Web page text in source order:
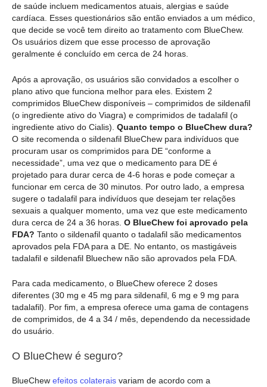
de saúde incluem medicamentos atuais, alergias e saúde
cardíaca. Esses questionários são então enviados a um médico,
que decide se você tem direito ao tratamento com BlueChew.
Os usuários dizem que esse processo de aprovação
geralmente é concluído em cerca de 24 horas.
Após a aprovação, os usuários são convidados a escolher o
plano ativo que funciona melhor para eles. Existem 2
comprimidos BlueChew disponíveis – comprimidos de sildenafil
(o ingrediente ativo do Viagra) e comprimidos de tadalafil (o
ingrediente ativo do Cialis). Quanto tempo o BlueChew dura?
O site recomenda o sildenafil BlueChew para indivíduos que
procuram usar os comprimidos para DE “conforme a
necessidade”, uma vez que o medicamento para DE é
projetado para durar cerca de 4-6 horas e pode começar a
funcionar em cerca de 30 minutos. Por outro lado, a empresa
sugere o tadalafil para indivíduos que desejam ter relações
sexuais a qualquer momento, uma vez que este medicamento
dura cerca de 24 a 36 horas. O BlueChew foi aprovado pela
FDA? Tanto o sildenafil quanto o tadalafil são medicamentos
aprovados pela FDA para a DE. No entanto, os mastigáveis
tadalafil e sildenafil Bluechew não são aprovados pela FDA.
Para cada medicamento, o BlueChew oferece 2 doses
diferentes (30 mg e 45 mg para sildenafil, 6 mg e 9 mg para
tadalafil). Por fim, a empresa oferece uma gama de contagens
de comprimidos, de 4 a 34 / mês, dependendo da necessidade
do usuário.
O BlueChew é seguro?
BlueChew efeitos colaterais variam de acordo com a